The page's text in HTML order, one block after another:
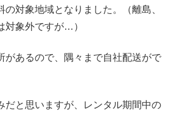
対象地域となりました。（離島、
対象外ですが…）
があるので、隅々まで自社配送がで
だと思いますが、レンタル期間中の